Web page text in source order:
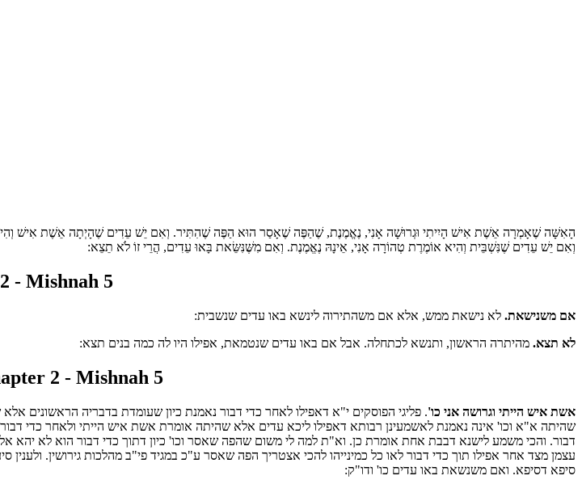
הָאִשָּׁה שֶׁאָמְרָה אֵשֶׁת אִישׁ הָיִיתִי וּגְרוּשָׁה אָנִי, נֶאֱמֶנֶת, שֶׁהַפֶּה שֶׁאָסַר הוּא הַפֶּה שֶׁהִתִּיר. וְאִם יֵשׁ עֵדִים שֶׁהָיְתָה אֵשֶׁת אִישׁ
וְאִם יֵשׁ עֵדִים שֶׁנִּשְׁבֵּית וְהִיא אוֹמֶרֶת טְהוֹרָה אָנִי, אֵינָהּ נֶאֱמֶנֶת. וְאִם מִשֶּׁנִּשֵּׂאת בָּאוּ עֵדִים, הֲרֵי זוֹ לֹא תֵצֵא:
- Mishnah 5
אם משנישאת. לא נישאת ממש, אלא אם משהתירוה לינשא באו עדים שנשבית:
לא תצא. מהיתרה הראשון, ותנשא לכתחלה. אבל אם באו עדים שנטמאת, אפילו היו לה כמה בנים תצא:
2 - Mishnah 5
אשת איש הייתי וגרושה אני כו'. פליגי הפוסקים י"א דאפילו לאחר כדי דבור נאמנת כיון שעומדת בדבריה
שהיתה א"א וכו' אינה נאמנת לאשמעינן רבותא דאפילו ליכא עדים אלא שהיתה אומרת אשת איש הייתי ולאחר כדי
דבור. והכי משמע לישנא דבבת אחת אומרת כן. וא"ת למה לי משום שהפה שאסר וכו' כיון דתוך כדי דבור הוא לא יהא
עצמן מצד אחר אפילו תוך כדי דבור לאו כל כמינייהו להכי אצטריך הפה שאסר ע"כ במגיד פי"ב מהלכות גירושין.
סיפא דסיפא. ואם משנשאת באו עדים כו' ודו"ק: